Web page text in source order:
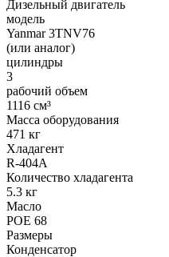
Дизельный двигатель
модель
Yanmar 3TNV76
(или аналог)
цилиндры
3
рабочий объем
1116 см³
Масса оборудования
471 кг
Хладагент
R-404A
Количество хладагента
5.3 кг
Масло
POE 68
Размеры
Конденсатор